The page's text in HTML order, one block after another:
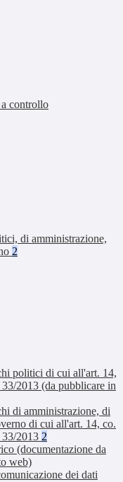
controllo
di amministrazione,
2
politici di cui all'art. 14,
2013 (da pubblicare in
di amministrazione, di
di cui all'art. 14, co.
2013 2
(documentazione da
web)
dei dati